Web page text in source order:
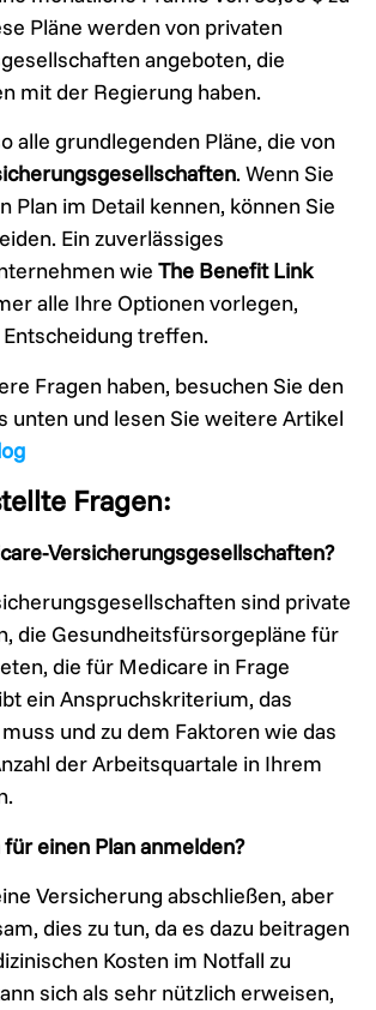
Pläne werden von privaten
angeboten, die
mit der Regierung haben.
alle grundlegenden Pläne, die von
. Wenn Sie
Plan im Detail kennen, können Sie
Ein zuverlässiges
wie The Benefit Link
alle Ihre Optionen vorlegen,
treffen.
Fragen haben, besuchen Sie den
unten und lesen Sie weitere Artikel
Fragen:
Versicherungsgesellschaften?
sind private
die Gesundheitsfürsorgepläne für
die für Medicare in Frage
ein Anspruchskriterium, das
und zu dem Faktoren wie das
der Arbeitsquartale in Ihrem
einen Plan anmelden?
Versicherung abschließen, aber
dies zu tun, da es dazu beitragen
Kosten im Notfall zu
sich als sehr nützlich erweisen,